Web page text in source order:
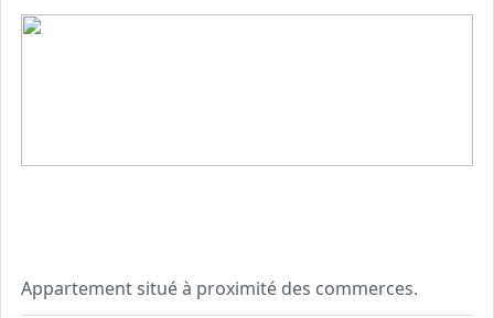
Appartement situé à proximité des commerces.